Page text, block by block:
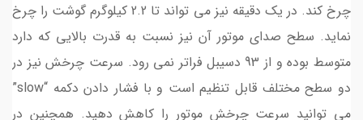
چرخ کند. در یک دقیقه نیز می تواند تا 2.2 کیلوگرم گوشت را چرخ
نماید. سطح صدای موتور آن نیز نسبت به قدرت بالایی که دارد
متوسط بوده و از 93 دسیبل فراتر نمی رود. سرعت چرخش نیز در
دو سطح مختلف قابل تنظیم است و با فشار دادن دکمه “slow”
می توانید سرعت چرخش موتور را کاهش دهید. همچنین در